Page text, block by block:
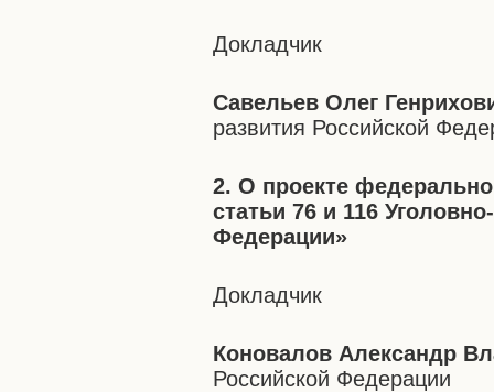
Докладчик
Савельев Олег
развития Российской
2. О проекте
статьи 76 и 116
Федерации»
Докладчик
Коновалов Александр
Российской Федерации